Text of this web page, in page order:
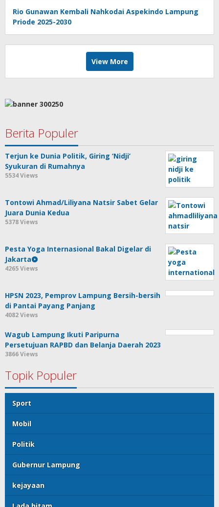
Rio Gunawan Kembali Nahkodai Aspekindo Lampung
Priode 2025-2030
View More
Berita Populer
Terjun ke Dunia Politik, Giring ‘Nidji’
Syukuran di Rumahnya
5534 Views
Tontowi Ahmad/Liliyana Natsir Sabet Gelar
Juara Dunia Kedua
5378 Views
Pesta Yoga Internasional Bakal Digelar di
Jakarta
4265 Views
HPSN 2023, Pemprov Lampung Bersih-bersih
di Pantai Payang Panjang
4082 Views
Wagub Lampung Ikuti Paripurna
Persetujuan RAPBD dan Belanja Daerah 2023
3866 Views
Topik Populer
Sport
Mobil
Politik
Gubernur Lampung
kejayaan